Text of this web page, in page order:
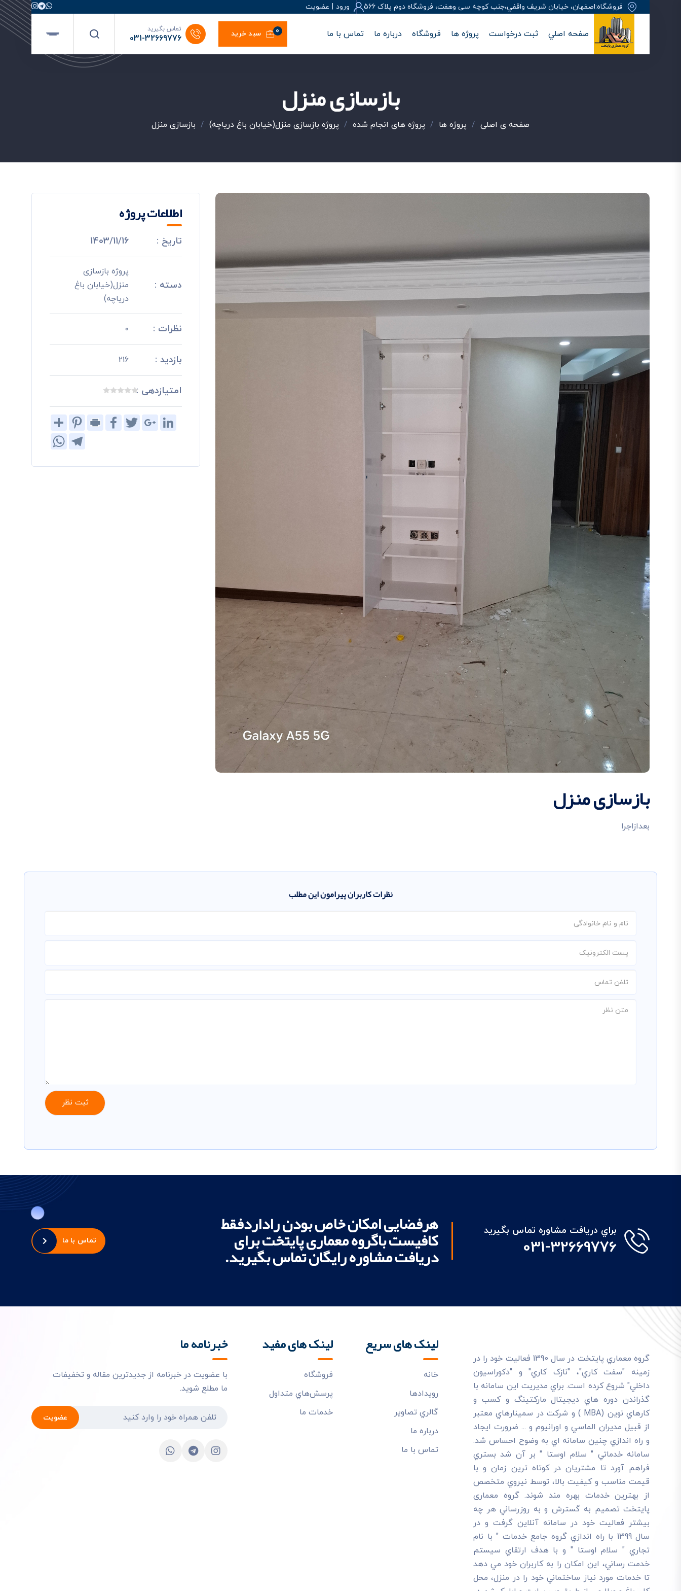
فروشگاه:اصفهان، خيابان شريف واقفي،جنب کوچه سی وهفت، فروشگاه دوم پلاک 566 ورود | عضويت
صفحه اصلي ثبت درخواست پروژه ها فروشگاه درباره ما تماس با ما سبد خرید 0 تماس بگیرید
031-32669776
بازسازی منزل
صفحه ی اصلی / پروژه ها / پروژه های انجام شده / پروژه بازسازی منزل(خیابان باغ دریاچه) / بازسازی منزل
اطلاعات پروژه
تاریخ : 1403/11/16
دسته :
پروژه بازسازی
منزل(خیابان باغ
دریاچه)
نظرات : 0
بازدید : 216
امتیازدهی :
Share
PinterestPrint
FacebookTwitterGoogle+LinkedIn
WhatsAppTelegram
بازسازی منزل
بعدازاجرا
نظرات کاربران پیرامون این مطلب
براي دريافت مشاوره تماس بگيريد
031-32669776
هرفضایی امکان خاص بودن راداردفقط
کافیست باگروه معماری پایتخت برای
دریافت مشاوره رایگان تماس بگیرید.
تماس با ما
گروه معماري پايتخت در سال 1390 فعاليت خود را در
زمينه "سفت کاري"، "نازک کاري" و "دکوراسيون
داخلي" شروع کرده است. براي مديريت اين سامانه با
گذراندن دوره هاي ديجيتال مارکتينگ و کسب و
کارهاي نوين (MBA ) و شرکت در سمينارهاي معتبر
از قبيل مديران الماسي و اورانيوم و ... ضرورت ايجاد
و راه اندازي چنين سامانه اي به وضوح احساس شد.
سامانه خدماتي " سلام اوستا " بر آن شد بستري
فراهم آورد تا مشتريان در کوتاه ترين زمان و با
قيمت مناسب و کيفيت بالا، توسط نيروي متخصص
از بهترين خدمات بهره مند شوند. گروه معماری
پایتخت تصميم به گسترش و به روزرساني هر چه
بيشتر فعاليت خود در سامانه آنلاين گرفت و در
سال 1399 با راه اندازي گروه جامع خدمات " با نام
تجاري " سلام اوستا " و با هدف ارتقاي سيستم
خدمت رساني، اين امکان را به کاربران خود مي دهد
تا خدمات مورد نياز ساختماني خود را در منزل، محل
لینک های سریع
خانه
رويدادها
گالري تصاوير
درباره ما
تماس با ما
لینک های مفید
فروشگاه
پرسش‌هاي متداول
خدمات ما
خبرنامه ما
با عضویت در خبرنامه از جدیدترین مقاله و تخفیفات
ما مطلع شوید.
عضویت